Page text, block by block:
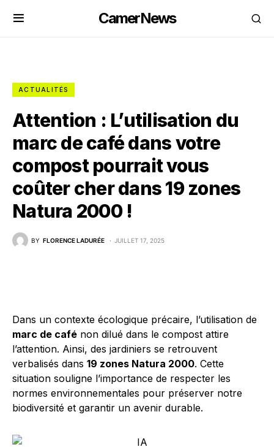
CamerNews
ACTUALITÉS
Attention : L’utilisation du
marc de café dans votre
compost pourrait vous
coûter cher dans 19 zones
Natura 2000 !
BY FLORENCE LADURÉE JUILLET 17, 2025
Dans un contexte écologique précaire, l’utilisation de
marc de café non dilué dans le compost attire
l’attention. Ainsi, des jardiniers se retrouvent
verbalisés dans 19 zones Natura 2000. Cette
situation souligne l’importance de respecter les
normes environnementales pour préserver notre
biodiversité et garantir un avenir durable.